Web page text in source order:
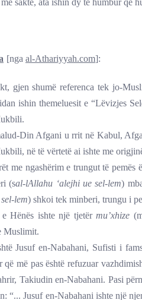
[nga al-Athariyyah.com]:
gjen shumë referenca tek jo-
ishin themeluesit e “Lëvizjes
Din Afgani u rrit në Kabul,
në të vërtetë ai ishte me
me ngashërim e trungut të pemës
(sal-lAllahu ‘alejhi ue sel-lem)
lem) shkoi tek minberi, trungu i
Hënës ishte një tjetërmu’xhize
Muslimit.
Jusuf en-Nabahani, Sufisti i
që më pas është refuzuar
Takiudin en-Nabahani. Pasi
“... Jusuf en-Nabahani ishte një